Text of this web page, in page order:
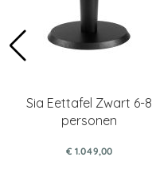
Sia Eettafel Zwart 6-8
personen
€ 1.049,00